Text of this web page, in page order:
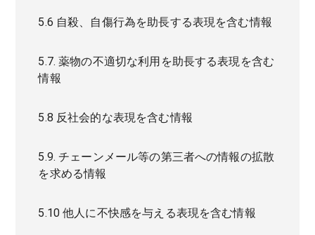
5.6 自殺、自傷行為を助長する表現を含む情報
5.7. 薬物の不適切な利用を助長する表現を含む
情報
5.8 反社会的な表現を含む情報
5.9. チェーンメール等の第三者への情報の拡散
を求める情報
5.10 他人に不快感を与える表現を含む情報